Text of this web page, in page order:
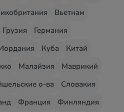
Вьетнам
Грузия
Германия
Куба
Китай
Малайзия
Маврикий
о-ва
Словакия
Франция Финляндия